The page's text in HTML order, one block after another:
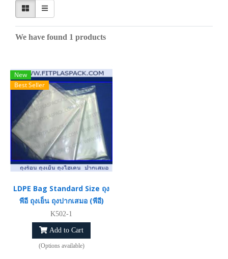
We have found 1 products
New
Best Seller
LDPE Bag Standard Size ถุง
พีอี ​ถุงเย็น ถุงปากเสมอ (พีอี)
K502-1
Add to Cart
(Options available)